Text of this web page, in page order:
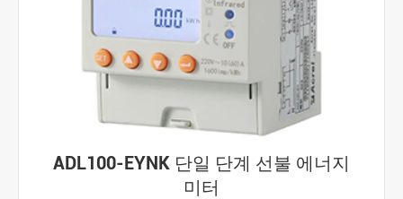
ADL100-EYNK 단일 단계 선불 에너지
미터